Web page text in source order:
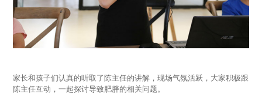
家长和孩子们认真的听取了陈主任的讲解，现场气氛活跃，大家积极跟
陈主任互动，一起探讨导致肥胖的相关问题。